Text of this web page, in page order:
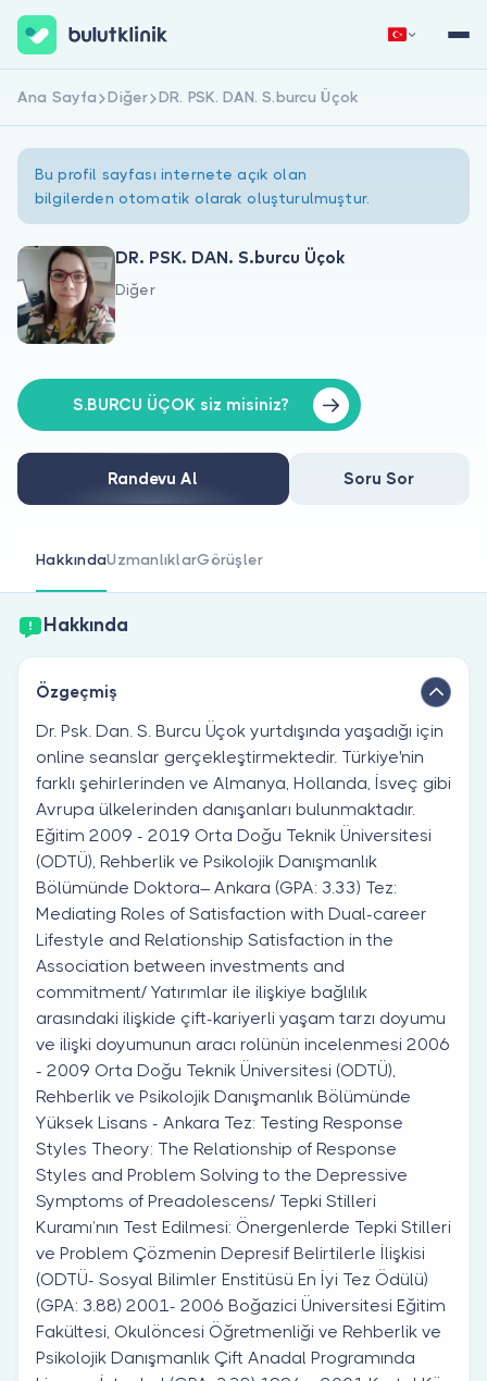
Hakkımızda
Doktorlar için
Doktor musunuz?
Hemen Kaydol Giriş Yap
Ana Sayfa Diğer DR. PSK. DAN. S.burcu Üçok
Bu profil sayfası internete açık olan
bilgilerden otomatik olarak oluşturulmuştur.
DR. PSK. DAN. S.burcu Üçok
Diğer
S.BURCU ÜÇOK siz misiniz?
Randevu Al Soru Sor
HakkındaUzmanlıklarGörüşler
Hakkında
Özgeçmiş
Dr. Psk. Dan. S. Burcu Üçok yurtdışında yaşadığı için
online seanslar gerçekleştirmektedir. Türkiye'nin
farklı şehirlerinden ve Almanya, Hollanda, İsveç gibi
Avrupa ülkelerinden danışanları bulunmaktadır.
Eğitim 2009 - 2019 Orta Doğu Teknik Üniversitesi
(ODTÜ), Rehberlik ve Psikolojik Danışmanlık
Bölümünde Doktora– Ankara (GPA: 3.33) Tez:
Mediating Roles of Satisfaction with Dual-career
Lifestyle and Relationship Satisfaction in the
Association between investments and
commitment/ Yatırımlar ile ilişkiye bağlılık
arasındaki ilişkide çift-kariyerli yaşam tarzı doyumu
ve ilişki doyumunun aracı rolünün incelenmesi 2006
- 2009 Orta Doğu Teknik Üniversitesi (ODTÜ),
Rehberlik ve Psikolojik Danışmanlık Bölümünde
Yüksek Lisans - Ankara Tez: Testing Response
Styles Theory: The Relationship of Response
Styles and Problem Solving to the Depressive
Symptoms of Preadolescens/ Tepki Stilleri
Kuramı’nın Test Edilmesi: Önergenlerde Tepki Stilleri
ve Problem Çözmenin Depresif Belirtilerle İlişkisi
(ODTÜ- Sosyal Bilimler Enstitüsü En İyi Tez Ödülü)
(GPA: 3.88) 2001- 2006 Boğazici Üniversitesi Eğitim
Fakültesi, Okulöncesi Öğretmenliği ve Rehberlik ve
Psikolojik Danışmanlık Çift Anadal Programında